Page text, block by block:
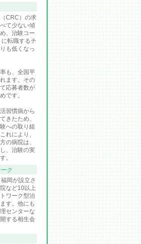
CRC）の求
て少ない傾
、治験コー
転職するチ
も低くなっ
も、全国平
ます。その
応募者数が
です。
習慣病から
きたため、
への取り組
れにより、
の病院は、
、治験の実
。
ク
岡が設立さ
など10以上
ワーク型治
す。他にも
センターな
する相生会